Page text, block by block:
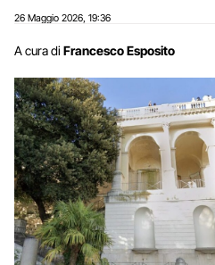
26 Maggio 2026 19:36
A cura di Francesco Esposito